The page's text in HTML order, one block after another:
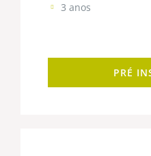
3 anos
PRÉ